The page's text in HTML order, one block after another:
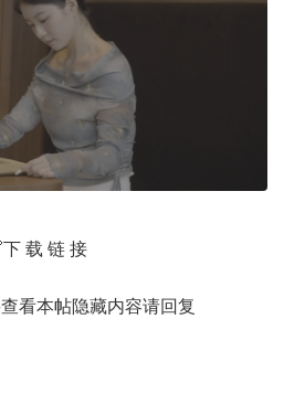
载 链 接
看本帖隐藏内容请回复